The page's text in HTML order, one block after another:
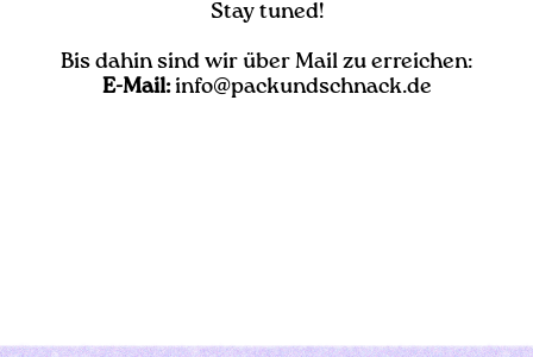
Stay tuned!
Bis dahin sind wir über Mail zu erreichen:
E-Mail: info@packundschnack.de